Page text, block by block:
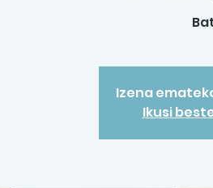
Izena
Ikusi